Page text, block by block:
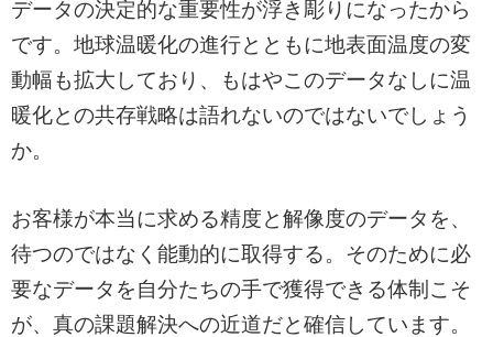
データの決定的な重要性が浮き彫りになったから
です。地球温暖化の進行とともに地表面温度の変
動幅も拡大しており、もはやこのデータなしに温
暖化との共存戦略は語れないのではないでしょう
か。
お客様が本当に求める精度と解像度のデータを、
待つのではなく能動的に取得する。そのために必
要なデータを自分たちの手で獲得できる体制こそ
が、真の課題解決への近道だと確信しています。